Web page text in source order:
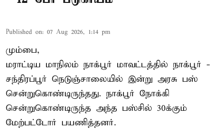
Published on: 07 Aug 2026, 1:14 pm
மும்பை,
மராட்டிய மாநிலம் நாக்பூர் மாவட்டத்தில் நாக்பூர் -
சந்திரப்பூர் நெடுஞ்சாலையில் இன்று அரசு பஸ்
சென்றுகொண்டிருந்தது. நாக்பூர் நோக்கி
சென்றுகொண்டிருந்த அந்த பஸ்சில் 30க்கும்
மேற்பட்டோர் பயணித்தனர்.